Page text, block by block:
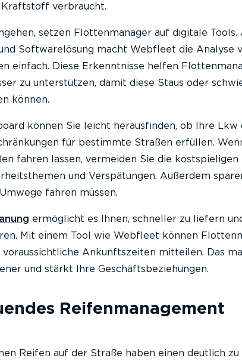
verbraucht.
setzen Flottenmanager auf digitale Tools.
Softwarelösung macht Webfleet die Analyse
einfach. Diese Erkenntnisse helfen
zu unterstützen, damit diese Staus oder
können.
können Sie leicht herausfinden, ob Ihre Lkw
für bestimmte Straßen erfüllen.
fahren lassen, vermeiden Sie die kostspieligen
und Verspätungen. Außerdem
fahren müssen.
ermöglicht es Ihnen, schneller zu liefern
Mit einem Tool wie Webfleet können
voraussichtliche Ankunftszeiten mitteilen. Das
und stärkt Ihre Geschäftsbeziehungen.
Reifenmanagement
Reifen auf der Straße haben einen deutlich zu